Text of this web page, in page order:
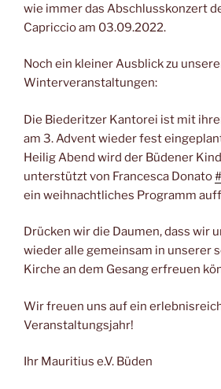
wie immer das Abschlusskonzert
Capriccio am 03.09.2022.
Noch ein kleiner Ausblick zu
Winterveranstaltungen:
Die Biederitzer Kantorei ist mit
am 3. Advent wieder fest
Heilig Abend wird der Büdener
unterstützt von Francesca Donato
ein weihnachtliches Programm
Drücken wir die Daumen, dass wir
wieder alle gemeinsam in unserer
Kirche an dem Gesang erfreuen
Wir freuen uns auf ein
Veranstaltungsjahr!
Ihr Mauritius e.V. Büden